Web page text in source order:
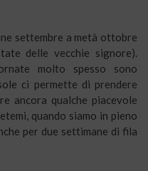
settembre a metà ottobre
delle vecchie signore).
molto spesso sono
ci permette di prendere
ancora qualche piacevole
quando siamo in pieno
per due settimane di fila